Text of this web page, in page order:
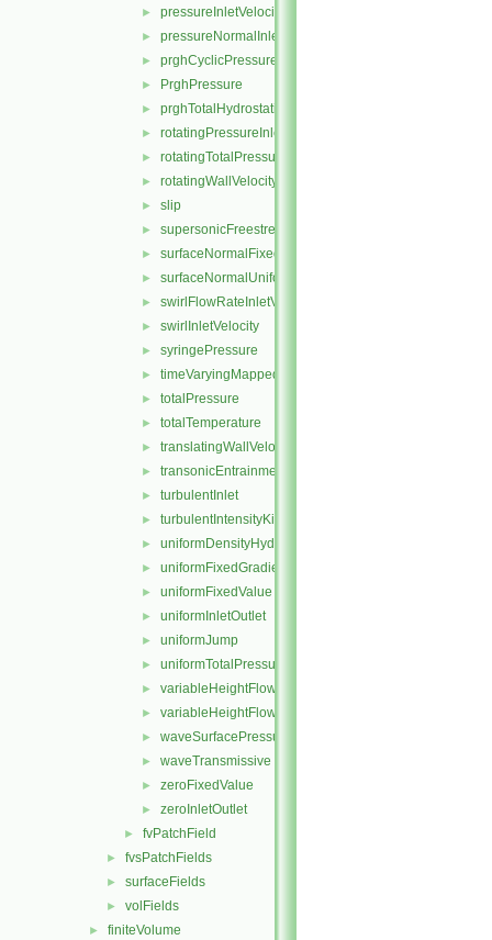
► pressureInletVelocity
► pressureNormalInletOutletVelocity
► prghCyclicPressure
► PrghPressure
► prghTotalHydrostaticPressure
► rotatingPressureInletOutletVelocity
► rotatingTotalPressure
► rotatingWallVelocity
► slip
► supersonicFreestream
► surfaceNormalFixedValue
► surfaceNormalUniformFixedValue
► swirlFlowRateInletVelocity
► swirlInletVelocity
► syringePressure
► timeVaryingMappedFixedValue
► totalPressure
► totalTemperature
► translatingWallVelocity
► transonicEntrainmentPressure
► turbulentInlet
► turbulentIntensityKineticEnergyInlet
► uniformDensityHydrostaticPressure
► uniformFixedGradient
► uniformFixedValue
► uniformInletOutlet
► uniformJump
► uniformTotalPressure
► variableHeightFlowRate
► variableHeightFlowRateInletVelocity
► waveSurfacePressure
► waveTransmissive
► zeroFixedValue
► zeroInletOutlet
► fvPatchField
► fvsPatchFields
► surfaceFields
► volFields
► finiteVolume